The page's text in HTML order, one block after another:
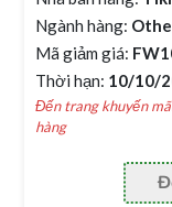
Ngành hàng:
Mã giảm giá:
Thời hạn: 10/10/
Đến trang khuyến
hàng